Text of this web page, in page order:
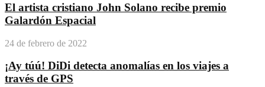
El artista cristiano John Solano recibe premio
Galardón Espacial
24 de febrero de 2022
¡Ay túú! DiDi detecta anomalías en los viajes a
través de GPS